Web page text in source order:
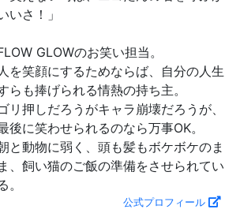
いさ！」
GLOWのお笑い担当。
を笑顔にするためならば、自分の人生
らも捧げられる情熱の持ち主。
リ押しだろうがキャラ崩壊だろうが、
後に笑わせられるのなら万事OK。
と動物に弱く、頭も髪もボケボケのま
ま、飼い猫のご飯の準備をさせられてい
。
公式プロフィール